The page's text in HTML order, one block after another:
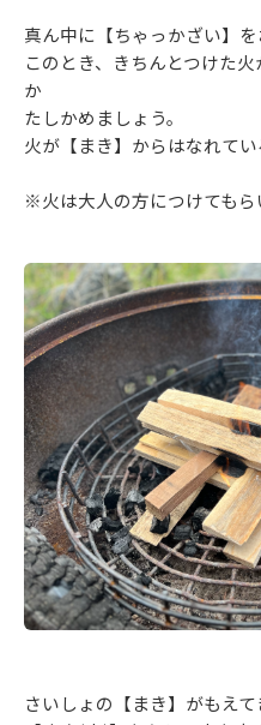
真ん中に【ちゃっかざい】
このとき、きちんとつけた
か
たしかめましょう。
火が【まき】からはなれて
※火は大人の方につけてもら
さいしょの【まき】がもえて